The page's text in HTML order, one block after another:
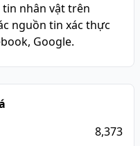
tin nhân vật trên
nguồn tin xác thực
Google.
8,373